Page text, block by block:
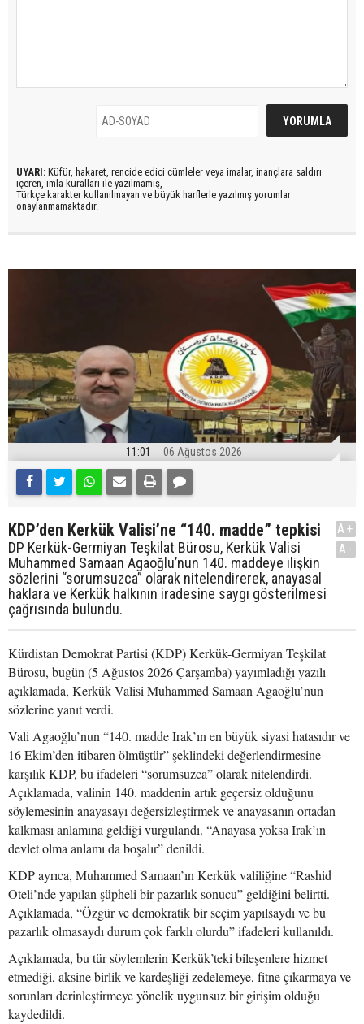
UYARI: Küfür, hakaret, rencide edici cümleler veya imalar, inançlara saldırı
içeren, imla kuralları ile yazılmamış,
Türkçe karakter kullanılmayan ve büyük harflerle yazılmış yorumlar
onaylanmamaktadır.
11:01 06 Ağustos 2026
KDP’den Kerkük Valisi’ne “140. madde” tepkisi
DP Kerkük-Germiyan Teşkilat Bürosu, Kerkük Valisi
Muhammed Samaan Agaoğlu’nun 140. maddeye ilişkin
sözlerini “sorumsuzca” olarak nitelendirerek, anayasal
haklara ve Kerkük halkının iradesine saygı gösterilmesi
çağrısında bulundu.
A+
A-
Kürdistan Demokrat Partisi (KDP) Kerkük-Germiyan Teşkilat
Bürosu, bugün (5 Ağustos 2026 Çarşamba) yayımladığı yazılı
açıklamada, Kerkük Valisi Muhammed Samaan Agaoğlu’nun
sözlerine yanıt verdi.
Vali Agaoğlu’nun “140. madde Irak’ın en büyük siyasi hatasıdır ve
16 Ekim’den itibaren ölmüştür” şeklindeki değerlendirmesine
karşılık KDP, bu ifadeleri “sorumsuzca” olarak nitelendirdi.
Açıklamada, valinin 140. maddenin artık geçersiz olduğunu
söylemesinin anayasayı değersizleştirmek ve anayasanın ortadan
kalkması anlamına geldiği vurgulandı. “Anayasa yoksa Irak’ın
devlet olma anlamı da boşalır” denildi.
KDP ayrıca, Muhammed Samaan’ın Kerkük valiliğine “Rashid
Oteli’nde yapılan şüpheli bir pazarlık sonucu” geldiğini belirtti.
Açıklamada, “Özgür ve demokratik bir seçim yapılsaydı ve bu
pazarlık olmasaydı durum çok farklı olurdu” ifadeleri kullanıldı.
Açıklamada, bu tür söylemlerin Kerkük’teki bileşenlere hizmet
etmediği, aksine birlik ve kardeşliği zedelemeye, fitne çıkarmaya ve
sorunları derinleştirmeye yönelik uygunsuz bir girişim olduğu
kaydedildi.